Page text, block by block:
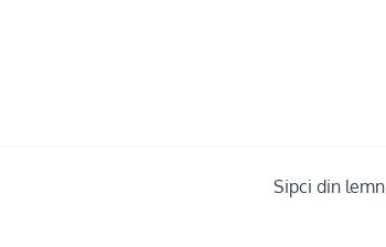
Sipci din